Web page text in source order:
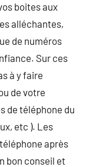
boites aux
alléchantes,
de numéros
Sur ces
à y faire
de votre
de téléphone du
etc ). Les
après
bon conseil et